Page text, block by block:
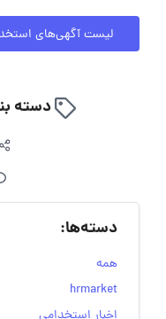
لیست آگهی‌های
دسته
دسته‌ها:
همه
hrmarket